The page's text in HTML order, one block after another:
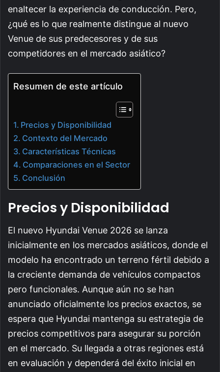
enaltecer la experiencia de conducción. Pero,
¿qué es lo que realmente distingue al nuevo
Venue de sus predecesores y de sus
competidores en el mercado asiático?
Resumen de este artículo
Precios y Disponibilidad
Contexto del Mercado
Características Técnicas
Comparaciones en el Sector
Conclusión
Precios y Disponibilidad
El nuevo Hyundai Venue 2026 se lanza
inicialmente en los mercados asiáticos, donde el
modelo ha encontrado un terreno fértil debido a
la creciente demanda de vehículos compactos
pero funcionales. Aunque aún no se han
anunciado oficialmente los precios exactos, se
espera que Hyundai mantenga su estrategia de
precios competitivos para asegurar su porción
en el mercado. Su llegada a otras regiones está
en evaluación y dependerá del éxito inicial en